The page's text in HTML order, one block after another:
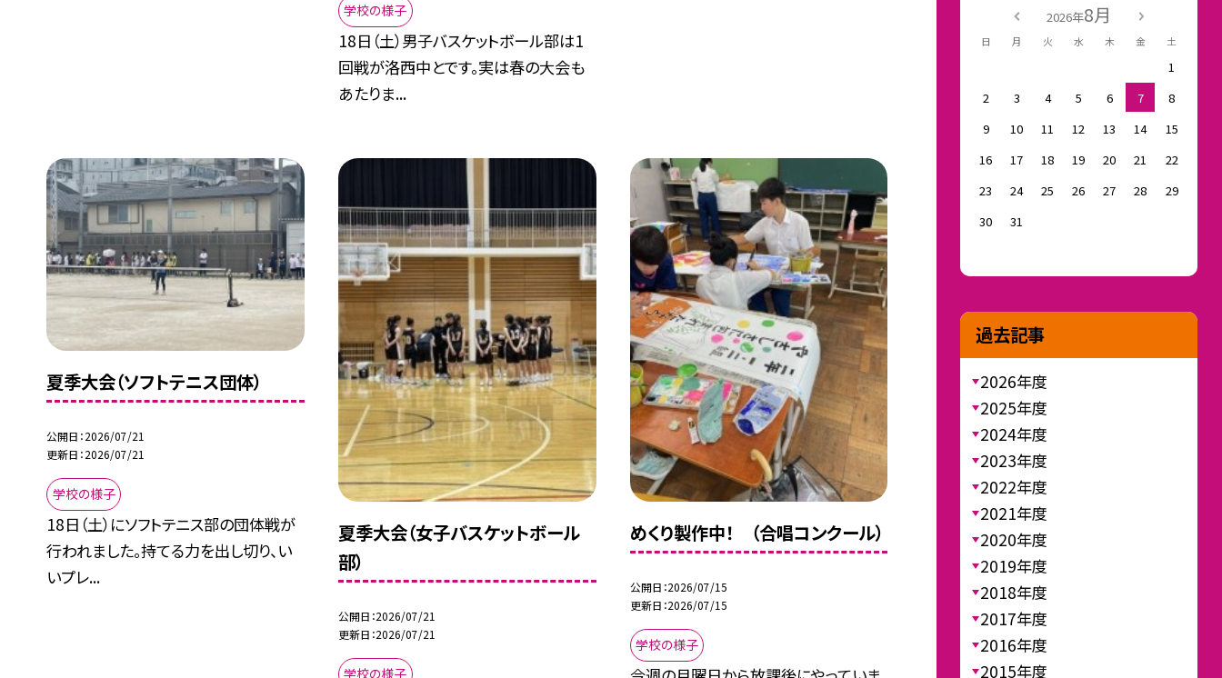
学校の様子
18日（土）男子バスケットボール部は1
回戦が洛西中とです。実は春の大会も
あたりま...
夏季大会（ソフトテニス団体）
公開日 2026/07/21
更新日 2026/07/21
学校の様子
18日（土）にソフトテニス部の団体戦が
行われました。持てる力を出し切り、い
いプレ...
夏季大会（女子バスケットボール
部）
公開日 2026/07/21
更新日 2026/07/21
学校の様子
めくり製作中！ （合唱コンクール）
公開日 2026/07/15
更新日 2026/07/15
学校の様子
2026年8月
日 月 火 水 木 金 土
1
2
3 4 5 6 7
8
9
10 11 12 13 14
15
16
17 18 19 20 21
22
23
24 25 26 27 28
29
30
31
過去記事
2026年度
2025年度
2024年度
2023年度
2022年度
2021年度
2020年度
2019年度
2018年度
2017年度
2016年度
2015年度